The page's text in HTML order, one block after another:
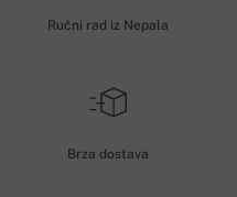
Ručni rad iz Nepala
Brza dostava